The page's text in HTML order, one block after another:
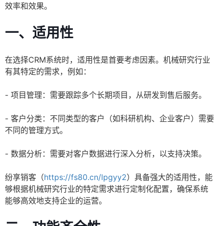
效率和效果。
一、适用性
在选择CRM系统时，适用性是首要考虑因素。机械研究行业
有其特定的需求，例如：
- 项目管理：需要跟踪多个长期项目，从研发到售后服务。
- 客户分类：不同类型的客户（如科研机构、企业客户）需要
不同的管理方式。
- 数据分析：需要对客户数据进行深入分析，以支持决策。
纷享销客（https://fs80.cn/lpgyy2）具备强大的适用性，能
够根据机械研究行业的特定需求进行定制化配置，确保系统
能够高效地支持企业的运营。